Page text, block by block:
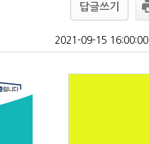
답글쓰기
2021-09-15 16:00:00